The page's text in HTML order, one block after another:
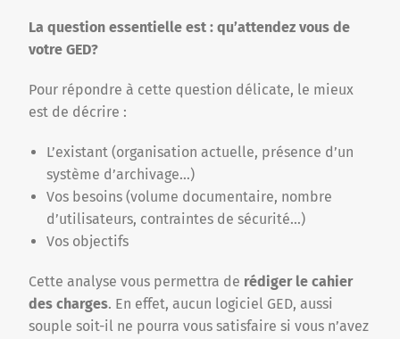
La question essentielle est : qu’attendez vous de
votre GED?
Pour répondre à cette question délicate, le mieux
est de décrire :
L’existant (organisation actuelle, présence d’un
système d’archivage…)
Vos besoins (volume documentaire, nombre
d’utilisateurs, contraintes de sécurité…)
Vos objectifs
Cette analyse vous permettra de rédiger le cahier
des charges. En effet, aucun logiciel GED, aussi
souple soit-il ne pourra vous satisfaire si vous n’avez